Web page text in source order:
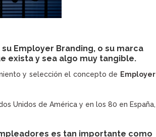
Employer Branding, o su marca
exista y sea algo muy tangible.
y selección el concepto de Employer
Unidos de América y en los 80 en España,
es tan importante como